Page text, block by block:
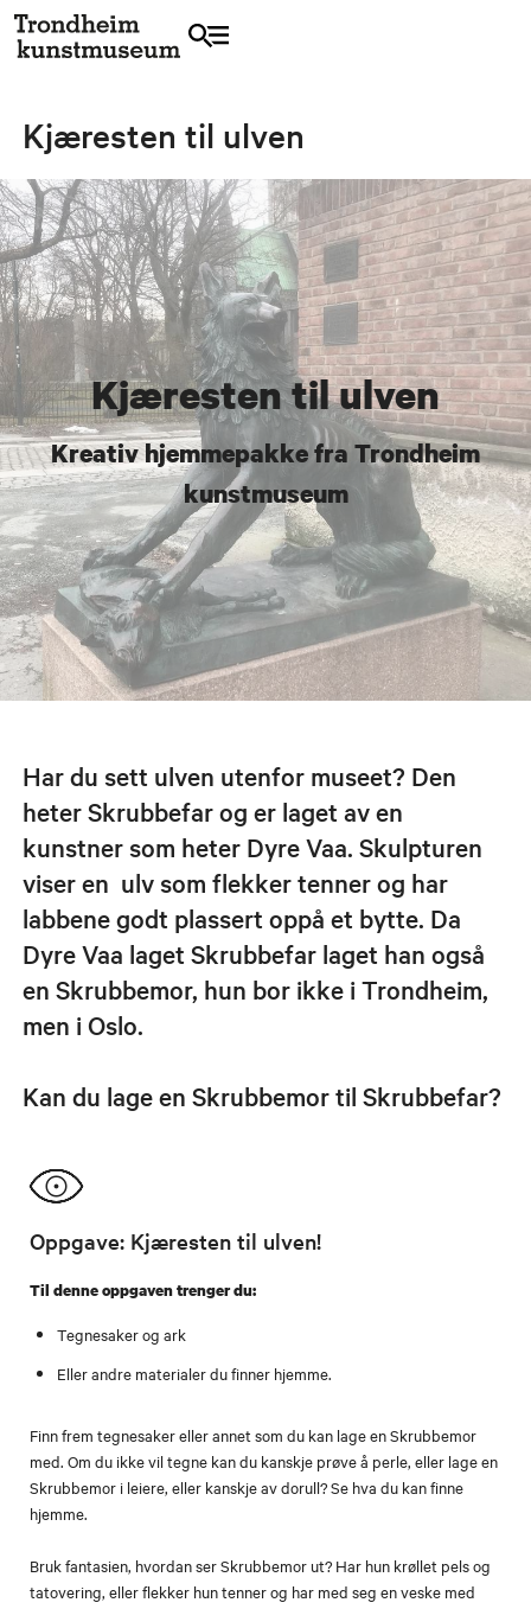
Kjæresten til ulven
Kjæresten til ulven
Kreativ hjemmepakke fra Trondheim
kunstmuseum
Har du sett ulven utenfor museet? Den
heter Skrubbefar og er laget av en
kunstner som heter Dyre Vaa. Skulpturen
viser en ulv som flekker tenner og har
labbene godt plassert oppå et bytte. Da
Dyre Vaa laget Skrubbefar laget han også
en Skrubbemor, hun bor ikke i Trondheim,
men i Oslo.
Kan du lage en Skrubbemor til Skrubbefar?
Oppgave: Kjæresten til ulven!
Til denne oppgaven trenger du:
Tegnesaker og ark
Eller andre materialer du finner hjemme.
Finn frem tegnesaker eller annet som du kan lage en Skrubbemor
med. Om du ikke vil tegne kan du kanskje prøve å perle, eller lage en
Skrubbemor i leiere, eller kanskje av dorull? Se hva du kan finne
hjemme.
Bruk fantasien, hvordan ser Skrubbemor ut? Har hun krøllet pels og
tatovering, eller flekker hun tenner og har med seg en veske med